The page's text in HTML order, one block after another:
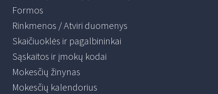
Formos
Rinkmenos / Atviri duomenys
Skaičiuoklės ir pagalbininkai
Sąskaitos ir įmokų kodai
Mokesčių žinynas
Mokesčių kalendorius